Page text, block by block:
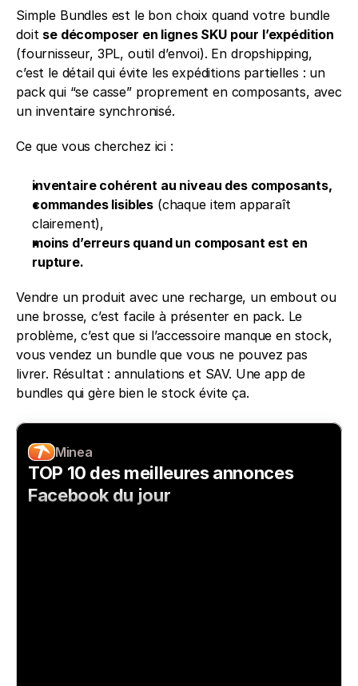
Simple Bundles est le bon choix quand votre bundle
doit se décomposer en lignes SKU pour l’expédition
(fournisseur, 3PL, outil d’envoi). En dropshipping,
c’est le détail qui évite les expéditions partielles : un
pack qui “se casse” proprement en composants, avec
un inventaire synchronisé.
Ce que vous cherchez ici :
inventaire cohérent au niveau des composants,
commandes lisibles (chaque item apparaît
clairement),
moins d’erreurs quand un composant est en
rupture.
Vendre un produit avec une recharge, un embout ou
une brosse, c’est facile à présenter en pack. Le
problème, c’est que si l’accessoire manque en stock,
vous vendez un bundle que vous ne pouvez pas
livrer. Résultat : annulations et SAV. Une app de
bundles qui gère bien le stock évite ça.
Minea
TOP 10 des meilleures annonces
Facebook du jour